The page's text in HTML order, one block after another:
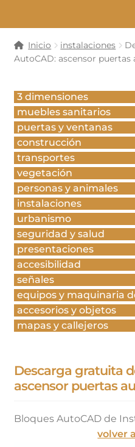
Inicio instalaciones
AutoCAD: ascensor puertas
Descarga gratuita
ascensor puertas
Bloques AutoCAD de
volver
3 dimensiones
muebles sanitarios
puertas y ventanas
construcción
transportes
vegetación
personas y animales
instalaciones
urbanismo
seguridad y salud
presentaciones
accesibilidad
señales
equipos y maquinaria
accesorios y objetos
mapas y callejeros